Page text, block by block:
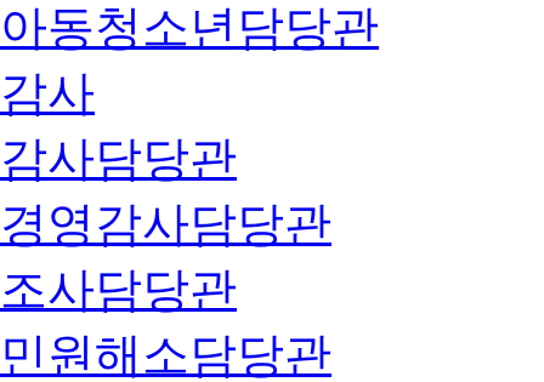
아동청소년담당관
감사
감사담당관
경영감사담당관
조사담당관
민원해소담당관